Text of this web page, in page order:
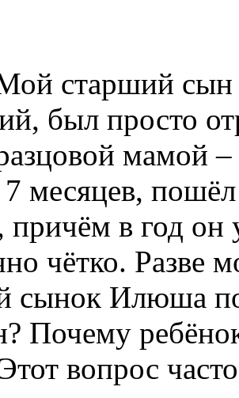
старший
был просто
мамой –
месяцев, пошёл
причём в год
чётко. Разве
сынок Илюша
Почему
вопрос